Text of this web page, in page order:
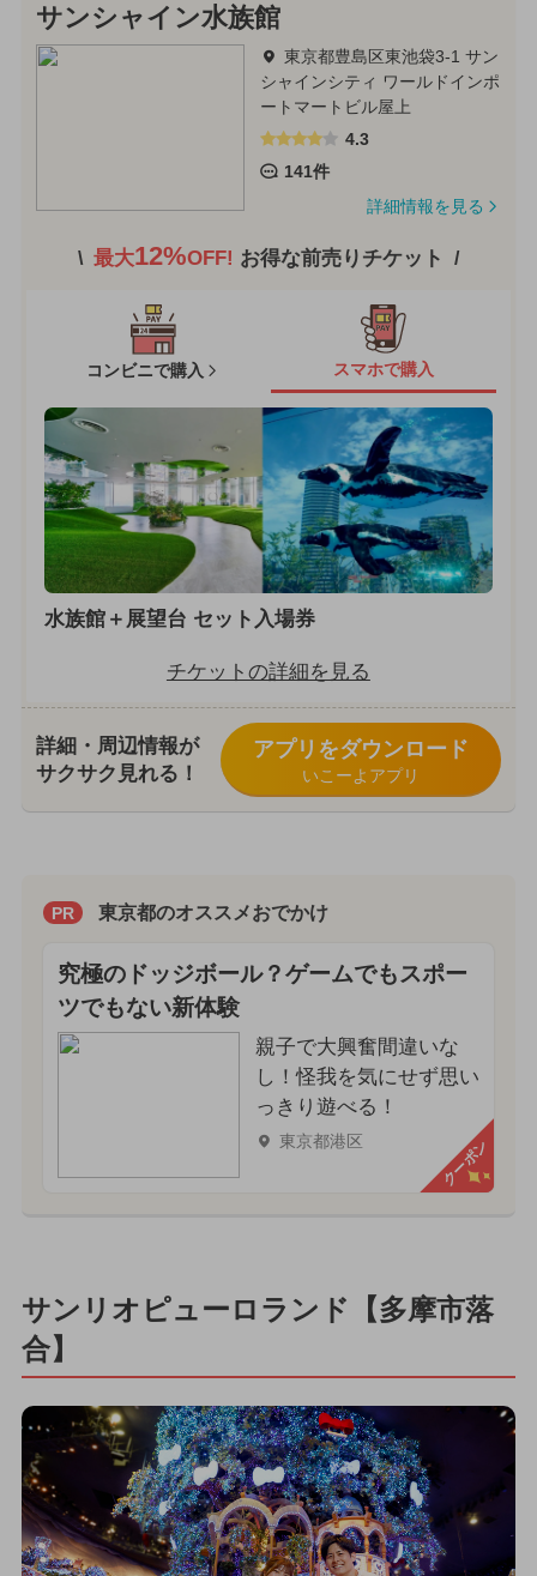
サンシャイン水族館
東京都豊島区東池袋3-1 サン
シャインシティ ワールドインポ
ートマートビル屋上
4.3
141件
詳細情報を見る
最大12%OFF! お得な前売りチケット
コンビニで購入 スマホで購入
水族館＋展望台 セット入場券
チケットの詳細を見る
詳細・周辺情報が
サクサク見れる！
アプリをダウンロード
いこーよアプリ
PR 東京都のオススメおでかけ
究極のドッジボール？ゲームでもスポー
ツでもない新体験
親子で大興奮間違いな
し！怪我を気にせず思い
っきり遊べる！
東京都港区 クーポン
サンリオピューロランド【多摩市落
合】